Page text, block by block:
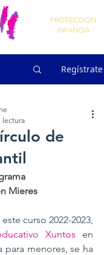
PROTECCIÓN
INFANCIA
Regístrate
de
lectura
Mieres
curso 2022-2023,
Xuntos en
menores, se ha